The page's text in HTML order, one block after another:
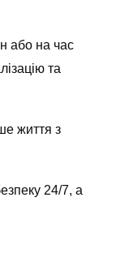
або на час
та
життя з
24/7, а